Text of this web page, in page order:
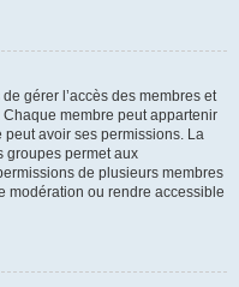
gérer l’accès des membres et
membre peut appartenir
avoir ses permissions. La
groupes permet aux
de plusieurs membres
modération ou rendre accessible